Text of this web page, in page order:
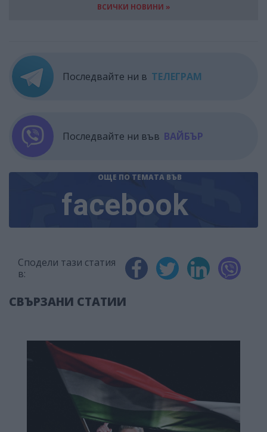
ВСИЧКИ НОВИНИ »
Последвайте ни в ТЕЛЕГРАМ
Последвайте ни във ВАЙБЪР
ОЩЕ ПО ТЕМАТА ВЪВ
facebook
Сподели тази статия
в:
СВЪРЗАНИ СТАТИИ